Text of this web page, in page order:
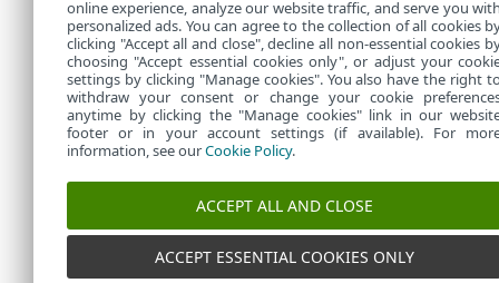
online experience, analyze our website traffic, and serve you
personalized ads. You can agree to the collection of all cookies
clicking "Accept all and close", decline all non-essential cookies
choosing "Accept essential cookies only", or adjust your
settings by clicking "Manage cookies". You also have the right
withdraw your consent or change your cookie
anytime by clicking the "Manage cookies" link in our
footer or in your account settings (if available). For
information, see ourCookie Policy.
ACCEPT ALL AND CLOSE
ACCEPT ESSENTIAL COOKIES ONLY